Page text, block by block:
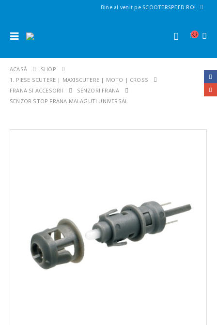
Bine ai venit pe SCOOTERSPEED.RO!
ACASĂ
SHOP
1. PIESE SCUTERE | MAXISCUTERE | MOTO | CROSS
FRANA SI ACCESORII
SENZORI FRANA
SENZOR STOP FRANA MALAGUTI UNIVERSAL